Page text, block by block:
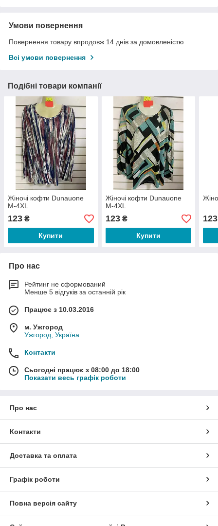
Умови повернення
Повернення товару впродовж 14 днів за домовленістю
Всі умови повернення
Подібні товари компанії
Жіночі кофти Dunauone
М-4XL
123 ₴
Купити
Жіночі кофти Dunauone
М-4XL
123₴
Купити
123
Про нас
Рейтинг не сформований
Менше 5 відгуків за останній рік
Працює з 10.03.2016
м. Ужгород
Ужгород, Україна
Контакти
Сьогодні працює з 08:00 до 18:00
Показати весь графік роботи
Про нас
Контакти
Доставка та оплата
Графік роботи
Повна версія сайту